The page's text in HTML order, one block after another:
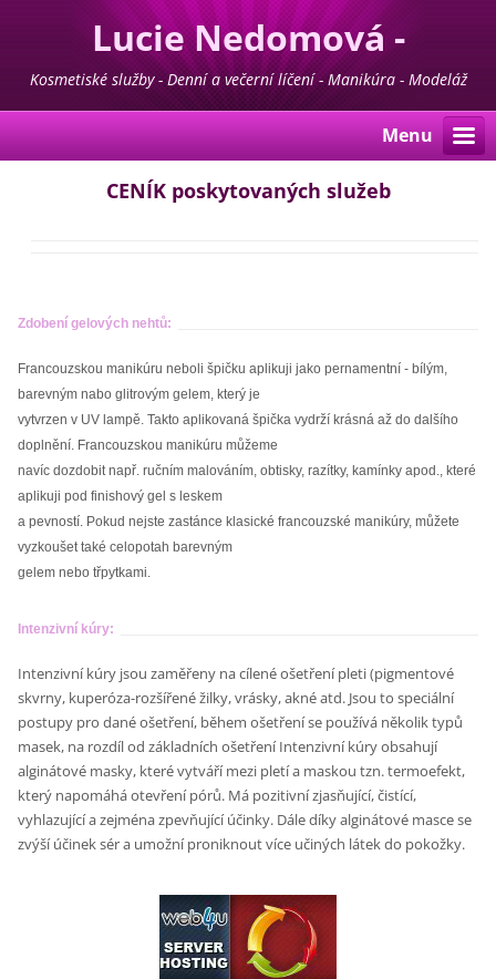
Lucie Nedomová -
Kosmetika - Manikúra -
Pedikúra
Kosmetiské služby - Denní a večerní líčení - Manikúra - Modeláž
nehtů - Pedikúra - Depilace - Prodej kosmetiky For Life & Madaga
Menu
CENÍK poskytovaných služeb
Zdobení gelových nehtů:
Francouzskou manikúru neboli špičku aplikuji jako pernamentní - bílým,
barevným nabo glitrovým gelem, který je
vytvrzen v UV lampě. Takto aplikovaná špička vydrží krásná až do dalšího
doplnění. Francouzskou manikúru můžeme
navíc dozdobit např. ručním malováním, obtisky, razítky, kamínky apod., které
aplikuji pod finishový gel s leskem
a pevností. Pokud nejste zastánce klasické francouzské manikúry, můžete
vyzkoušet také celopotah barevným
gelem nebo třpytkami.
Intenzivní kúry:
Intenzivní kúry jsou zaměřeny na cílené ošetření pleti (pigmentové
skvrny, kuperóza-rozšířené žilky, vrásky, akné atd. Jsou to speciální
postupy pro dané ošetření, během ošetření se používá několik typů
masek, na rozdíl od základních ošetření Intenzivní kúry obsahují
alginátové masky, které vytváří mezi pletí a maskou tzn. termoefekt,
který napomáhá otevření pórů. Má pozitivní zjasňující, čistící,
vyhlazující a zejména zpevňující účinky. Dále díky alginátové masce se
zvýší účinek sér a umožní proniknout více učiných látek do pokožky.